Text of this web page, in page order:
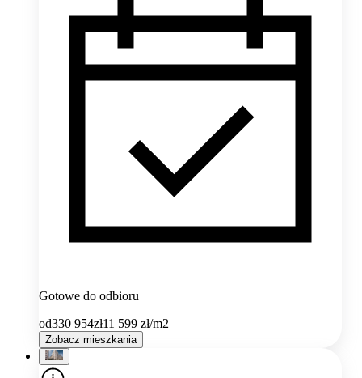
Gotowe do odbioru
od330 954zł11 599 zł/m2
Zobacz mieszkania